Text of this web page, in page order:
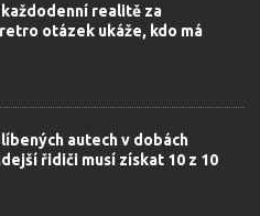
realitě za
retro otázek ukáže, kdo má
autech v dobách
řidiči musí získat 10 z 10